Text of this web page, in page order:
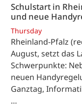
Schulstart in
und neue
Thursday
Rheinland-Pfalz
August, setzt das
Schwerpunkte:
neuen
Ganztag,
…